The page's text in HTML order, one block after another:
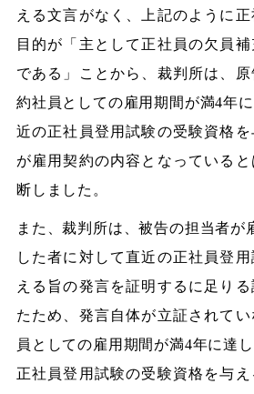
える文言がなく、上記のように
目的が「主として正社員の欠員
である」ことから、裁判所は、
約社員としての雇用期間が満4年
近の正社員登用試験の受験資格
が雇用契約の内容となっていると
断しました。
また、裁判所は、被告の担当者が
した者に対して直近の正社員登
える旨の発言を証明するに足り
たため、発言自体が立証されて
員としての雇用期間が満4年に達
正社員登用試験の受験資格を与